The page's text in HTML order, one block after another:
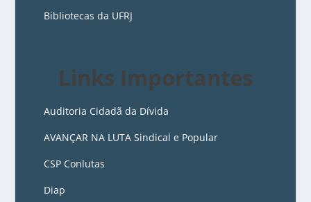
Bibliotecas da UFRJ
Links Importantes
Auditoria Cidadã da Dívida
AVANÇAR NA LUTA Sindical e Popular
CSP Conlutas
Diap